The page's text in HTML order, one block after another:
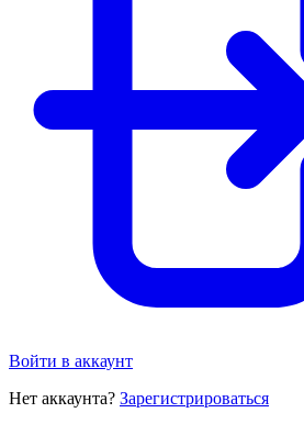
Войти в аккаунт
Нет аккаунта? Зарегистрироваться